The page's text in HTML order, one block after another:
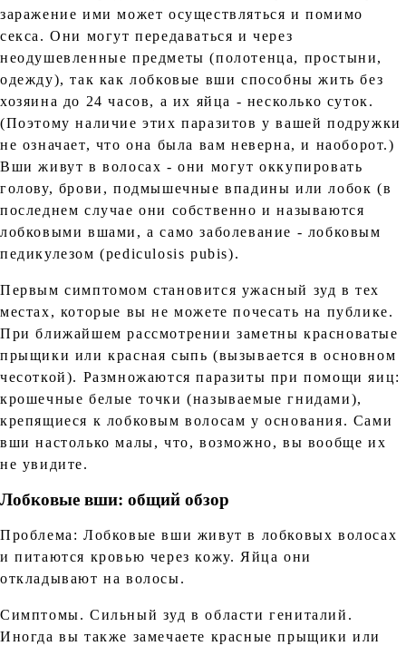
заражение ими может осуществляться и помимо
секса. Они могут передаваться и через
неодушевленные предметы (полотенца, простыни,
одежду), так как лобковые вши способны жить без
хозяина до 24 часов, а их яйца - несколько суток.
(Поэтому наличие этих паразитов у вашей подружки
не означает, что она была вам неверна, и наоборот.)
Вши живут в волосах - они могут оккупировать
голову, брови, подмышечные впадины или лобок (в
последнем случае они собственно и называются
лобковыми вшами, а само заболевание - лобковым
педикулезом (pediculosis pubis).
Первым симптомом становится ужасный зуд в тех
местах, которые вы не можете почесать на публике.
При ближайшем рассмотрении заметны красноватые
прыщики или красная сыпь (вызывается в основном
чесоткой). Размножаются паразиты при помощи яиц:
крошечные белые точки (называемые гнидами),
крепящиеся к лобковым волосам у основания. Сами
вши настолько малы, что, возможно, вы вообще их
не увидите.
Лобковые вши: общий обзор
Проблема: Лобковые вши живут в лобковых волосах
и питаются кровью через кожу. Яйца они
откладывают на волосы.
Симптомы. Сильный зуд в области гениталий.
Иногда вы также замечаете красные прыщики или